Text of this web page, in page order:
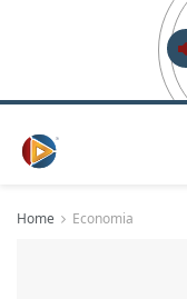
Home Economia